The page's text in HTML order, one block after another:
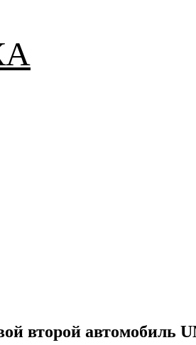
второй автомобиль